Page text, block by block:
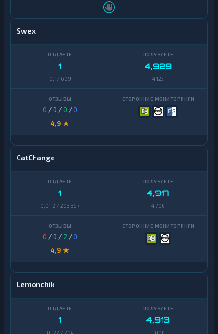
Swex
1
0,1 / 609
4,929
4 123
0 / 0 /0 /0
4,9 ★
CatChange
1
0,0112 / 203 367
4,917
4 706
0 / 0 / 2 /0
4,9 ★
Lemonchik
1
0,122 / 204
4,913
1 000